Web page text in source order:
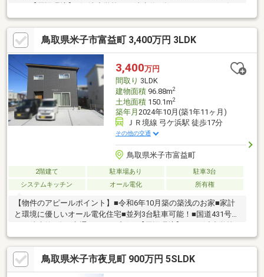
崎店まで徒歩約1分※居住中につき、ご見学日時につきましては、
事前にお問合せください。
鳥取県米子市富益町 3,400万円 3LDK
3,400万円
間取り 3LDK
建物面積96.88m2
土地面積150.1m2
築年月 2024年10月(築1年11ヶ月)
ＪＲ境線 弓ケ浜駅 徒歩17分
その他の交通
鳥取県米子市富益町
2階建て 駐車場あり
駐車3台
システムキッチン
オール電化 所有権
【物件のアピールポイント】■令和6年10月築の築浅のお家■家計
と環境に優しいオール電化住宅■並列3台駐車可能！■国道431号線
まで徒歩約9分■まるごう弓ヶ浜店まで車で約3分※太陽光発電シス
テムあり※居住中につき、ご見学日時につきましては、事前にお
問合せください。
鳥取県米子市夜見町 900万円 5SLDK